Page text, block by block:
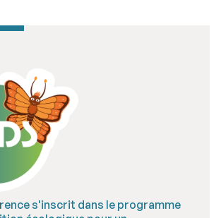
s'inscrit dans le programme